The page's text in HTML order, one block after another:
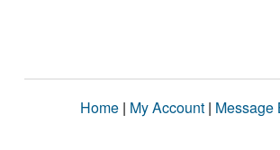
Home | My Account | Message